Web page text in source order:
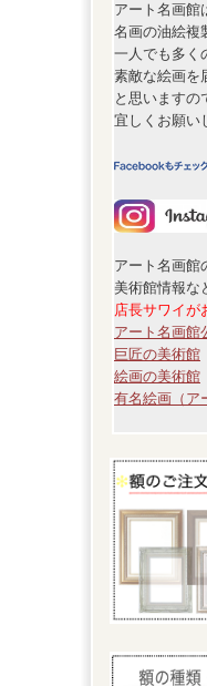
アート名画館
名画の油絵複
一人でも多く
素敵な絵画を
と思いますの
宜しくお願い
アート名画館
美術館情報な
店長サワイが
アート名画館
巨匠の美術館
絵画の美術館
有名絵画（ア